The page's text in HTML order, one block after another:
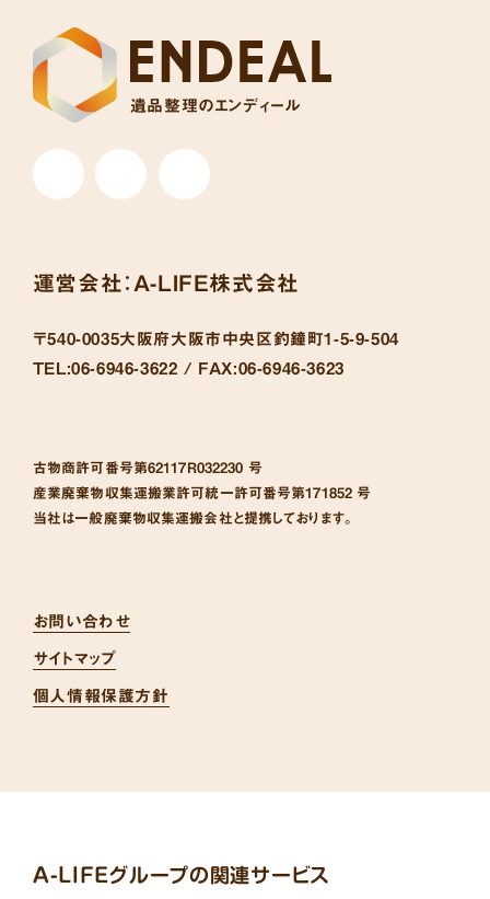
遺品整理のエンディール
運営会社： A-LIFE株式会社
〒540-0035大阪府大阪市中央区釣鐘町1-5-9-504
TEL:06-6946-3622 / FAX:06-6946-3623
古物商許可番号第62117R032230 号
産業廃棄物収集運搬業許可統一許可番号第171852 号
当社は一般廃棄物収集運搬会社と提携しております。
お問い合わせ
サイトマップ
個人情報保護方針
A-LIFEグループの関連サービス